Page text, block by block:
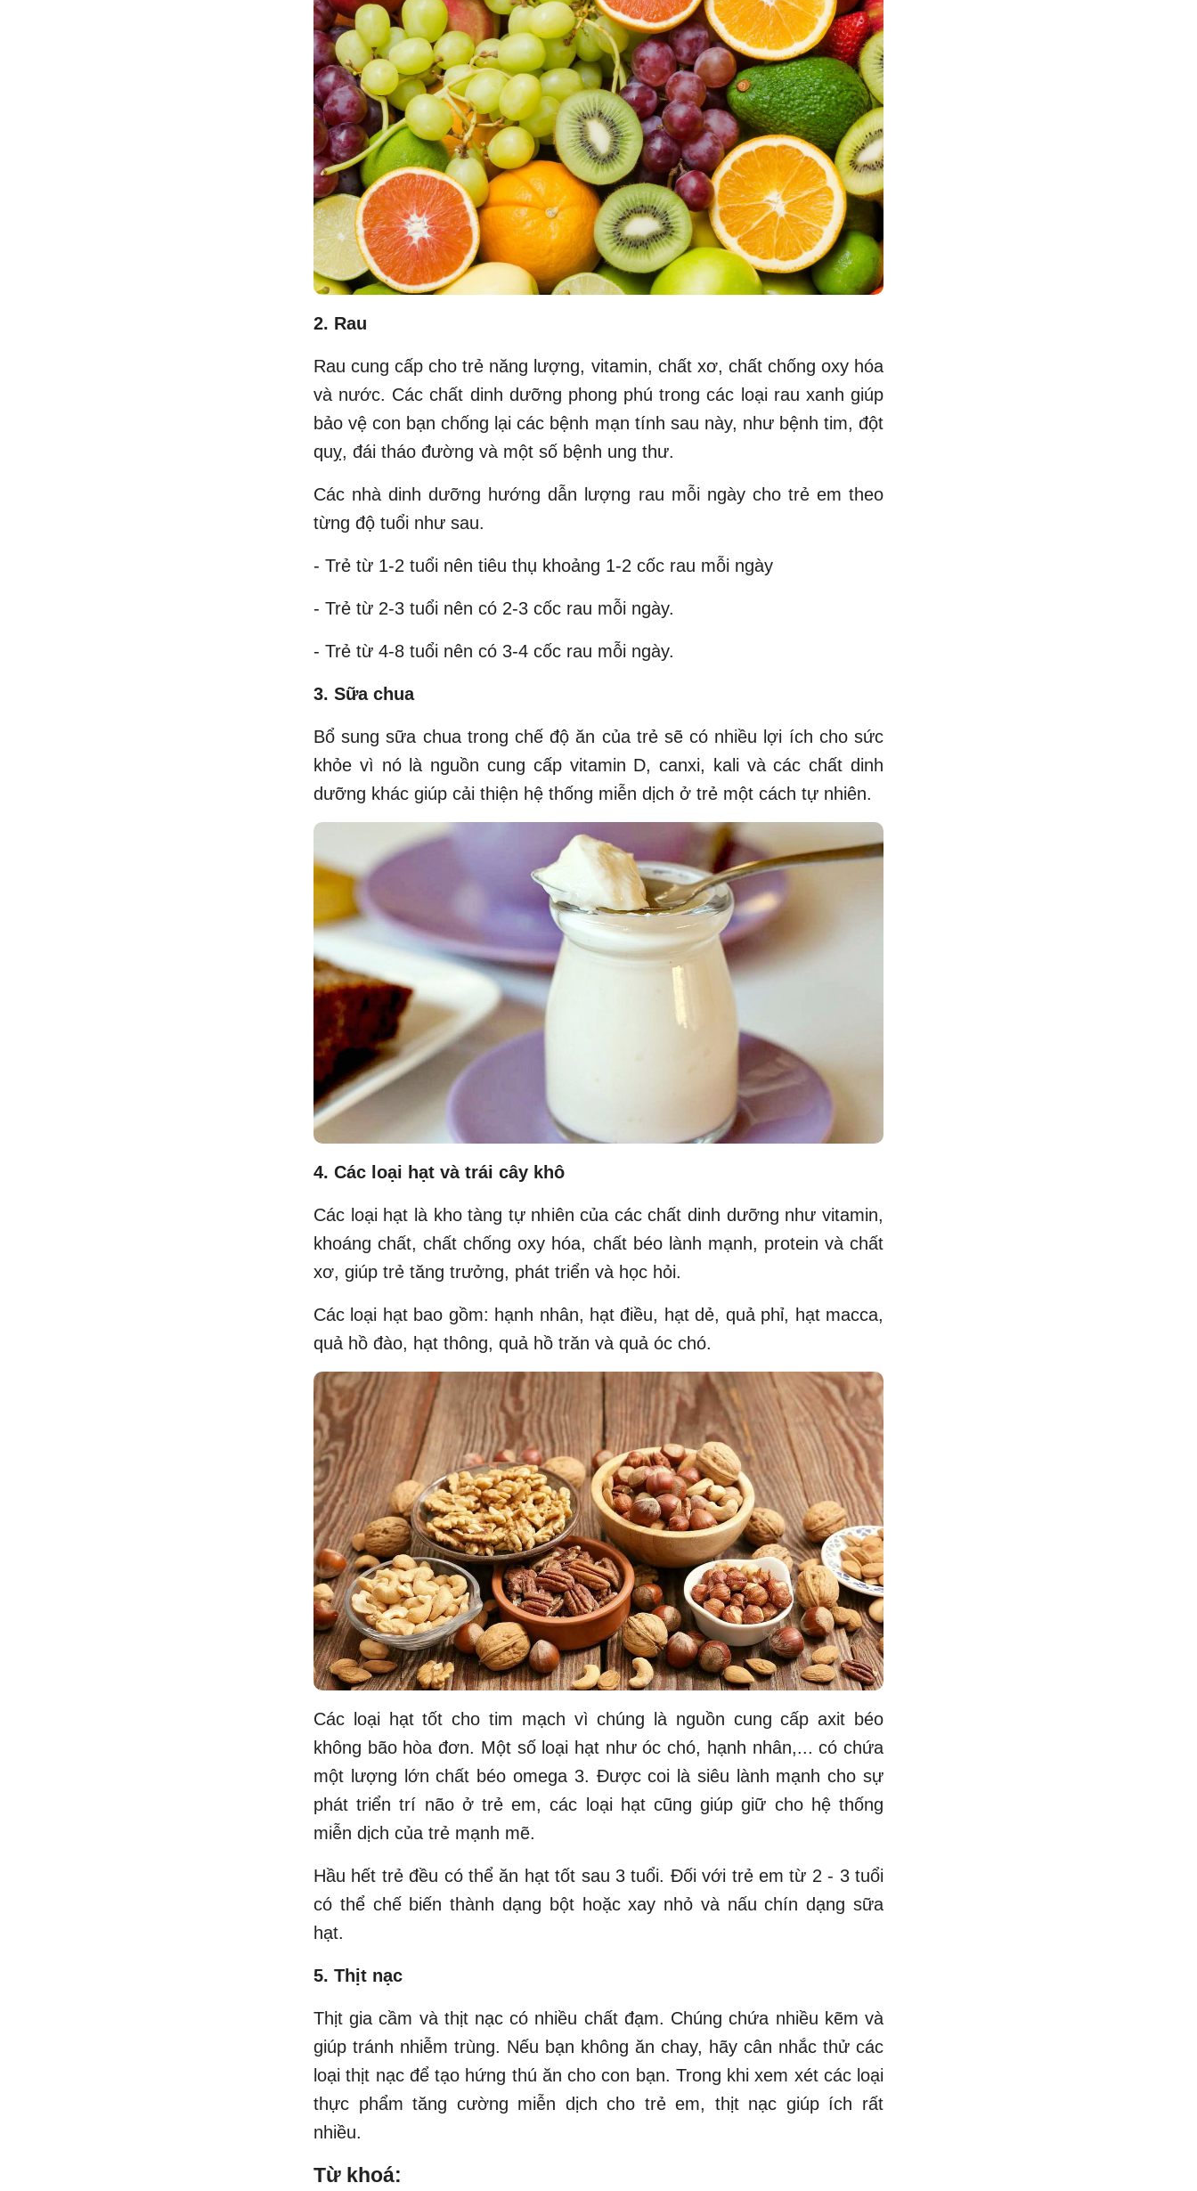
2. Rau
Rau cung cấp cho trẻ năng lượng, vitamin, chất xơ, chất chống oxy hóa
và nước. Các chất dinh dưỡng phong phú trong các loại rau xanh giúp
bảo vệ con bạn chống lại các bệnh mạn tính sau này, như bệnh tim, đột
quỵ, đái tháo đường và một số bệnh ung thư.
Các nhà dinh dưỡng hướng dẫn lượng rau mỗi ngày cho trẻ em theo
từng độ tuổi như sau.
- Trẻ từ 1-2 tuổi nên tiêu thụ khoảng 1-2 cốc rau mỗi ngày
- Trẻ từ 2-3 tuổi nên có 2-3 cốc rau mỗi ngày.
- Trẻ từ 4-8 tuổi nên có 3-4 cốc rau mỗi ngày.
3. Sữa chua
Bổ sung sữa chua trong chế độ ăn của trẻ sẽ có nhiều lợi ích cho sức
khỏe vì nó là nguồn cung cấp vitamin D, canxi, kali và các chất dinh
dưỡng khác giúp cải thiện hệ thống miễn dịch ở trẻ một cách tự nhiên.
4. Các loại hạt và trái cây khô
Các loại hạt là kho tàng tự nhiên của các chất dinh dưỡng như vitamin,
khoáng chất, chất chống oxy hóa, chất béo lành mạnh, protein và chất
xơ, giúp trẻ tăng trưởng, phát triển và học hỏi.
Các loại hạt bao gồm: hạnh nhân, hạt điều, hạt dẻ, quả phỉ, hạt macca,
quả hồ đào, hạt thông, quả hồ trăn và quả óc chó.
Các loại hạt tốt cho tim mạch vì chúng là nguồn cung cấp axit béo
không bão hòa đơn. Một số loại hạt như óc chó, hạnh nhân,... có chứa
một lượng lớn chất béo omega 3. Được coi là siêu lành mạnh cho sự
phát triển trí não ở trẻ em, các loại hạt cũng giúp giữ cho hệ thống
miễn dịch của trẻ mạnh mẽ.
Hầu hết trẻ đều có thể ăn hạt tốt sau 3 tuổi. Đối với trẻ em từ 2 - 3 tuổi
có thể chế biến thành dạng bột hoặc xay nhỏ và nấu chín dạng sữa
hạt.‎
5. Thịt nạc
Thịt gia cầm và thịt nạc có nhiều chất đạm. Chúng chứa nhiều kẽm và
giúp tránh nhiễm trùng. Nếu bạn không ăn chay, hãy cân nhắc thử các
loại thịt nạc để tạo hứng thú ăn cho con bạn. Trong khi xem xét các loại
thực phẩm tăng cường miễn dịch cho trẻ em, thịt nạc giúp ích rất
nhiều.
Từ khoá: